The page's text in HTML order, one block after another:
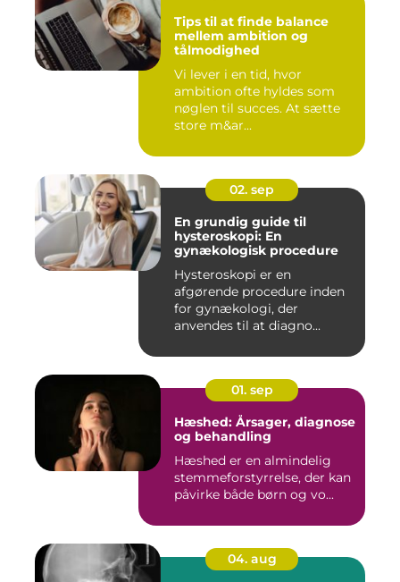
Tips til at finde balance
mellem ambition og
tålmodighed
Vi lever i en tid, hvor
ambition ofte hyldes som
nøglen til succes. At sætte
store m&ar...
02. sep
En grundig guide til
hysteroskopi: En
gynækologisk procedure
Hysteroskopi er en
afgørende procedure inden
for gynækologi, der
anvendes til at diagno...
01. sep
Hæshed: Årsager, diagnose
og behandling
Hæshed er en almindelig
stemmeforstyrrelse, der kan
påvirke både børn og vo...
04. aug